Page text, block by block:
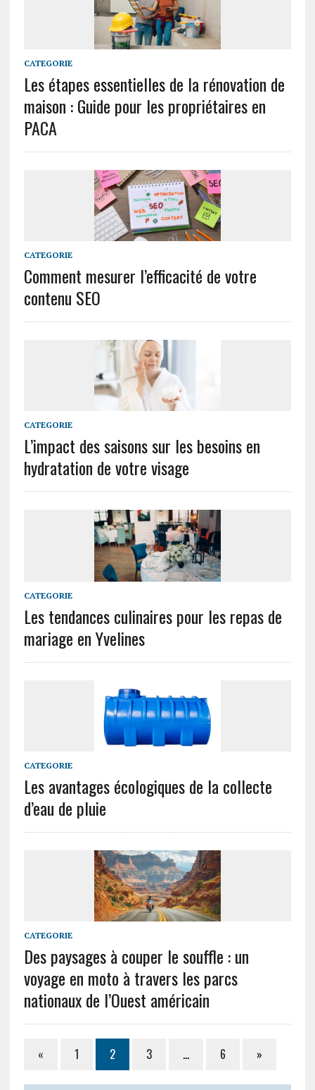
CATEGORIE
Les étapes essentielles de la rénovation de
maison : Guide pour les propriétaires en
PACA
CATEGORIE
Comment mesurer l’efficacité de votre
contenu SEO
CATEGORIE
L’impact des saisons sur les besoins en
hydratation de votre visage
CATEGORIE
Les tendances culinaires pour les repas de
mariage en Yvelines
CATEGORIE
Les avantages écologiques de la collecte
d’eau de pluie
CATEGORIE
Des paysages à couper le souffle : un
voyage en moto à travers les parcs
nationaux de l’Ouest américain
« 1 2 3 … 6 »